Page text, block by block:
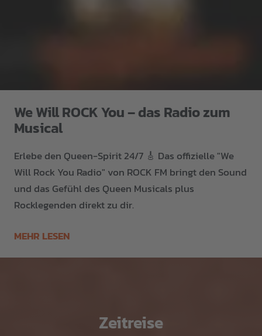
We Will ROCK You – das Radio zum
Musical
Erlebe den Queen-Spirit 24/7 🎸 Das offizielle "We
Will Rock You Radio" von ROCK FM bringt den Sound
und das Gefühl des Queen Musicals plus
Rocklegenden direkt zu dir.
MEHR LESEN
Zeitreise